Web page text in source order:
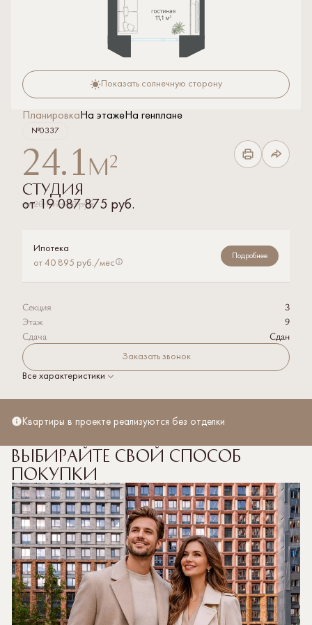
Показать солнечную сторону
Планировка На этажеНа генплане
№0337
24.1 м2
Студия
от20 747 690 руб.
от19 087 875 руб.
Ипотека
от 40 895 руб./мес
Подробнее
Секция
3
Этаж
9
Сдача
Сдан
Заказать звонок
Все характеристики
Квартиры в проекте реализуются без отделки
Выбирайте свой способ
покупки
Полная стоимость кредита рассчитывается
от 3,936% до 20,039% со ставкой от 3,5% на весь
срок кредитования. Первоначальный взнос от 20,1%.
Подробнее об условиях кредитования, необходимых